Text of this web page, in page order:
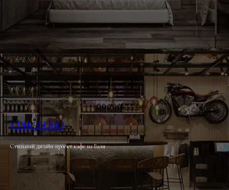
LINK IN BIO
Стильный дизайн-проект кафе на Бали